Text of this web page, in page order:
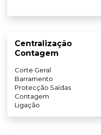
Centralização
Contagem
Corte Geral
Barramento
Protecção Saídas
Contagem
Ligação